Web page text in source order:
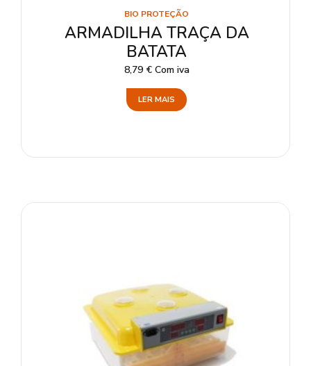
BIO PROTEÇÃO
ARMADILHA TRAÇA DA
BATATA
8,79 € Com iva
LER MAIS